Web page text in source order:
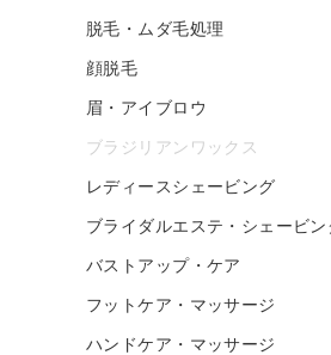
脱毛・ムダ毛処理
顔脱毛
眉・アイブロウ
ブラジリアンワックス
レディースシェービング
ブライダルエステ・シェービン
バストアップ・ケア
フットケア・マッサージ
ハンドケア・マッサージ